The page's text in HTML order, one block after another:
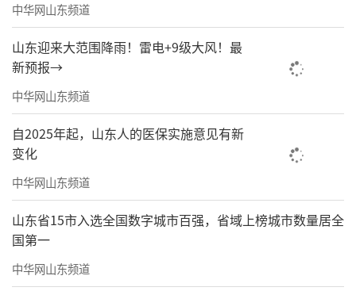
（来源：山东国际艺术文化站）
中华网山东频道
山东迎来大范围降雨！雷电+9级大风！最
新预报→
中华网山东频道
自2025年起，山东人的医保实施意见有新
变化
中华网山东频道
山东省15市入选全国数字城市百强，省域上榜城市数量居全
国第一
中华网山东频道